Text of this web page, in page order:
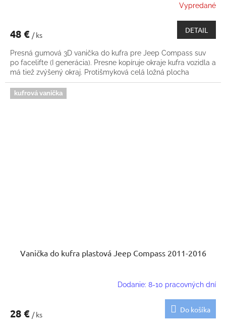
Vypredané
48 € / ks
DETAIL
Presná gumová 3D vanička do kufra pre Jeep Compass suv
po facelifte (I generácia). Presne kopíruje okraje kufra vozidla a
má tiež zvýšený okraj. Protišmyková celá ložná plocha
kufrová vanička
Vanička do kufra plastová Jeep Compass 2011-2016
Dodanie: 8-10 pracovných dní
28 € / ks
Do košíka